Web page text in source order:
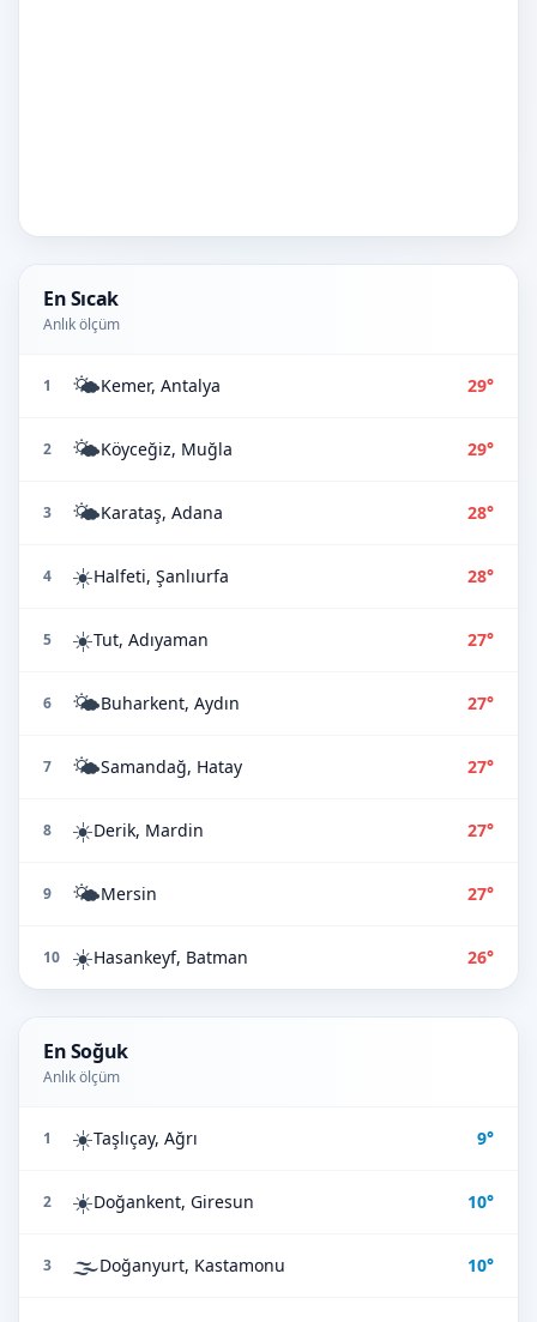
En Sıcak
Anlık ölçüm
1 🌤️Kemer, Antalya 29°
2 🌤️Köyceğiz, Muğla 29°
3 🌤️Karataş, Adana 28°
4 ☀️Halfeti, Şanlıurfa 28°
5 ☀️Tut, Adıyaman 27°
6 🌤️Buharkent, Aydın 27°
7 🌤️Samandağ, Hatay 27°
8 ☀️Derik, Mardin 27°
9 🌤️Mersin 27°
10 ☀️Hasankeyf, Batman 26°
En Soğuk
Anlık ölçüm
1 ☀️Taşlıçay, Ağrı 9°
2 ☀️Doğankent, Giresun 10°
3 🌫️Doğanyurt, Kastamonu 10°